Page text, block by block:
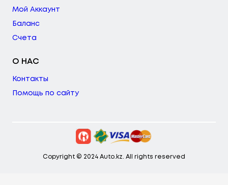
Мой Аккаунт
Баланс
Счета
О НАС
Контакты
Помощь по сайту
Copyright © 2024 Auto.kz. All rights reserved